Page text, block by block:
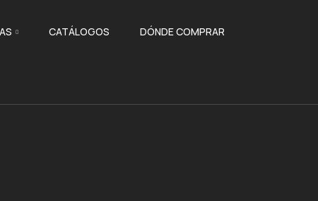
CATÁLOGOS DÓNDE COMPRAR